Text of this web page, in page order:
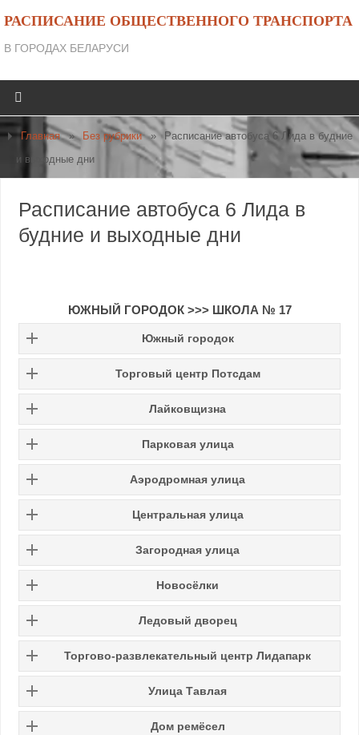
РАСПИСАНИЕ ОБЩЕСТВЕННОГО ТРАНСПОРТА
В ГОРОДАХ БЕЛАРУСИ
Главная » Без рубрики » Расписание автобуса 6 Лида в будние
и выходные дни
Расписание автобуса 6 Лида в
будние и выходные дни
ЮЖНЫЙ ГОРОДОК >>> ШКОЛА № 17
Южный городок
Торговый центр Потсдам
Лайковщизна
Парковая улица
Аэродромная улица
Центральная улица
Загородная улица
Новосёлки
Ледовый дворец
Торгово-развлекательный центр Лидапарк
Улица Тавлая
Дом ремёсел